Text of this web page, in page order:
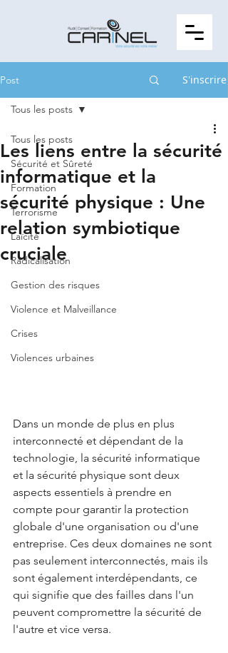
Post S'inscrire
Tous les posts
Sécurité et Sûreté
Formation
Terrorisme
Laïcité
Radicalisation
Gestion des risques
Violence et Malveillance
Crises
Violences urbaines
Tous les posts
Les liens entre la sécurité
informatique et la
sécurité physique : Une
relation symbiotique
cruciale
Dans un monde de plus en plus
interconnecté et dépendant de la
technologie, la sécurité informatique
et la sécurité physique sont deux
aspects essentiels à prendre en
compte pour garantir la protection
globale d'une organisation ou d'une
entreprise. Ces deux domaines ne sont
pas seulement interconnectés, mais ils
sont également interdépendants, ce
qui signifie que des failles dans l'un
peuvent compromettre la sécurité de
l'autre et vice versa.